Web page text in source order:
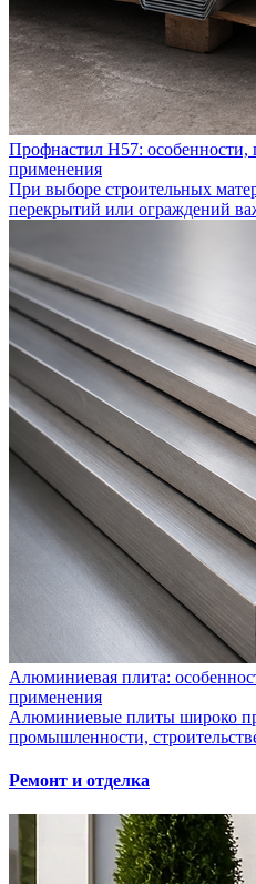
Профнастил Н57:
применения
При выборе строительных
перекрытий или ограждений
Алюминиевая плита:
применения
Алюминиевые плиты широко
промышленности,
Ремонт и отделка